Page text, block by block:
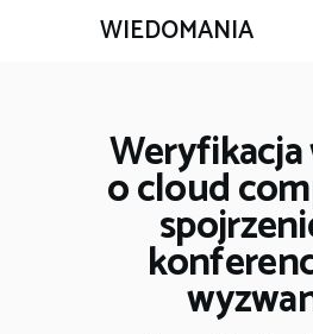
WIEDOMANIA
o cloud